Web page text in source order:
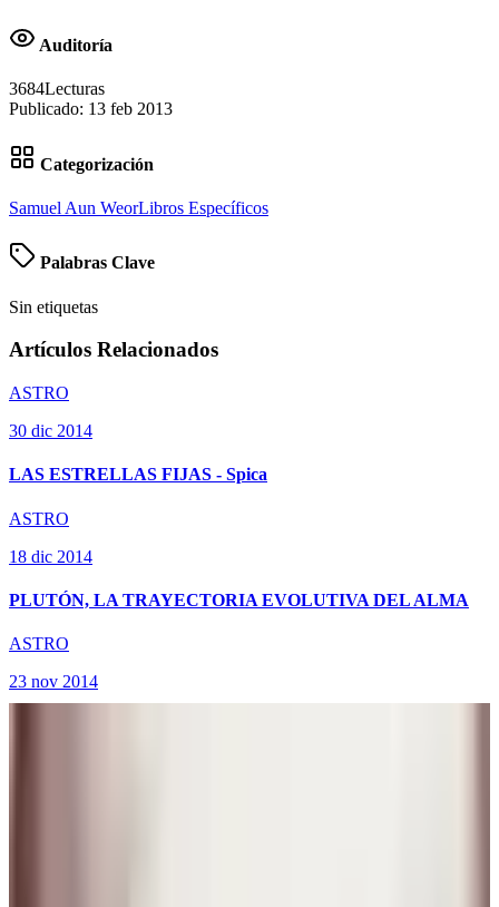
Auditoría
3684Lecturas
Publicado: 13 feb 2013
Categorización
Samuel Aun WeorLibros Específicos
Palabras Clave
Sin etiquetas
Artículos Relacionados
ASTRO
30 dic 2014
LAS ESTRELLAS FIJAS - Spica
ASTRO
18 dic 2014
PLUTÓN, LA TRAYECTORIA EVOLUTIVA DEL ALMA
ASTRO
23 nov 2014
A